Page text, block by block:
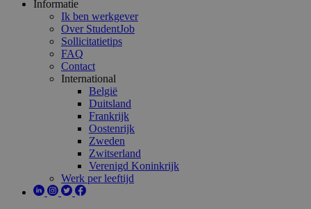
Informatie
Ik ben werkgever
Over StudentJob
Sollicitatietips
FAQ
Contact
International
België
Duitsland
Frankrijk
Oostenrijk
Zweden
Zwitserland
Verenigd Koninkrijk
Werk per leeftijd